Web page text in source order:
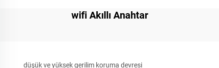
wifi Akıllı Anahtar
düşük ve yüksek gerilim koruma devresi